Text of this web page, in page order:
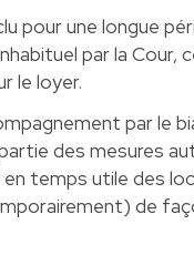
pour une longue
par la Cour,
le loyer.
par le
des mesures
temps utile des
de